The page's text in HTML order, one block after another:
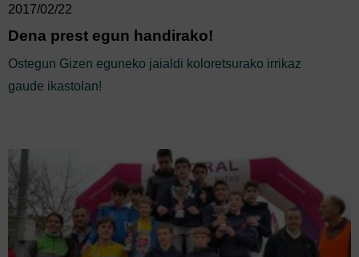
2017/02/22
Dena prest egun handirako!
Ostegun Gizen eguneko jaialdi koloretsurako irrikaz
gaude ikastolan!